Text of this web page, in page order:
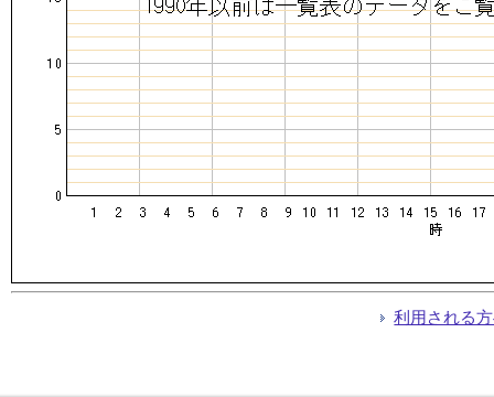
利用される